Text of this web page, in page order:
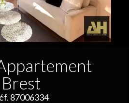
Brest
87006334